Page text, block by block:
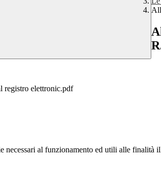
registro elettronic.pdf
al funzionamento ed utili alle finalità